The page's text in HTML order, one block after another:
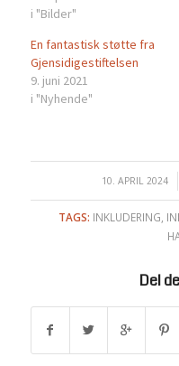
i "Bilder"
En fantastisk støtte fra
Gjensidigestiftelsen
9. juni 2021
i "Nyhende"
10. APRIL 2024
/
TAGS: INKLUDERING
Del